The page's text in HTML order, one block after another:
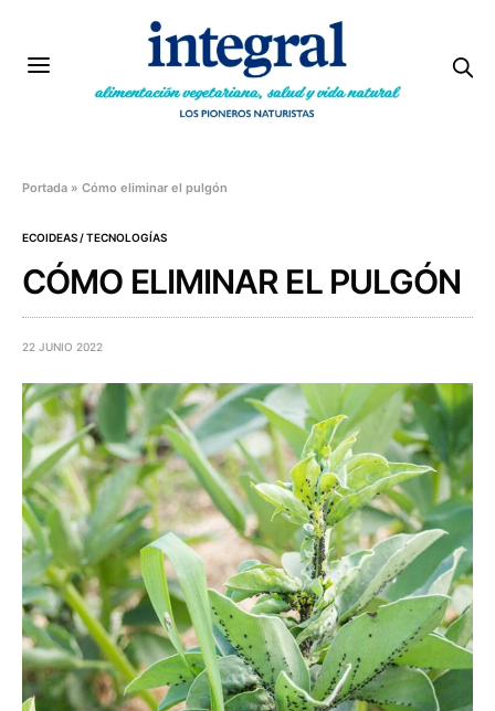
Portada »Cómo eliminar el pulgón
ECOIDEAS / TECNOLOGÍAS
CÓMO ELIMINAR EL PULGÓN
22 JUNIO 2022